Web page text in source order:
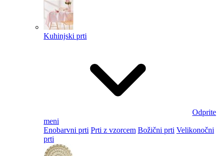
Kuhinjski prti
Odprite
meni
Enobarvni prti Prti z vzorcem Božični prti Velikonočni
prti​